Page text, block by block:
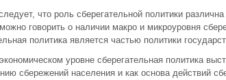
что роль сберегательной политики
говорить о наличии макро и микроуровня
политика является частью политики
уровне cбеpeгательная политика
сбережений населения и как основа действий